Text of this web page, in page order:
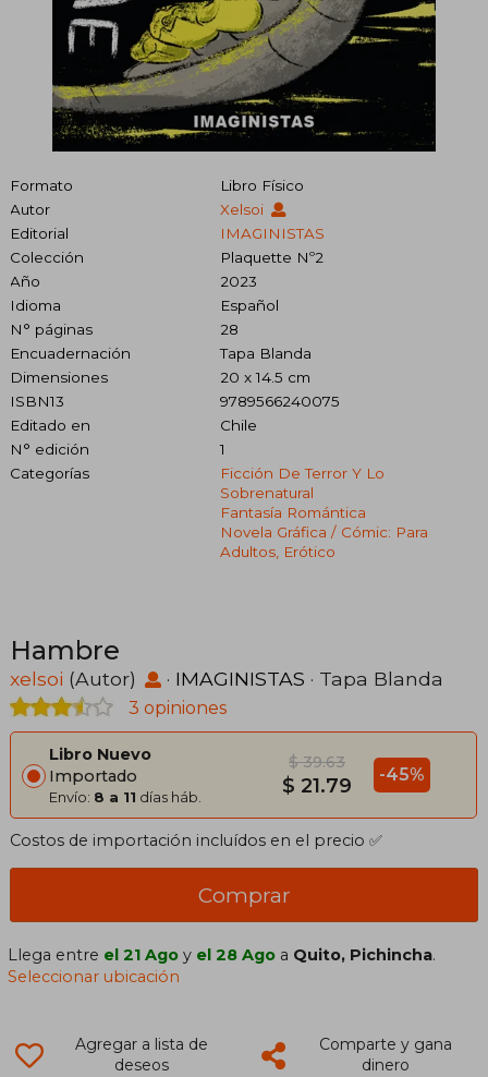
Formato
Libro Físico
Autor
Xelsoi
Editorial
IMAGINISTAS
Colección
Plaquette Nº2
Año
2023
Idioma
Español
N° páginas
28
Encuadernación
Tapa Blanda
Dimensiones
20 x 14.5 cm
ISBN13
9789566240075
Editado en
Chile
N° edición
1
Categorías
Ficción De Terror Y Lo
Sobrenatural
Fantasía Romántica
Novela Gráfica / Cómic: Para
Adultos, Erótico
Hambre
xelsoi (Autor) · IMAGINISTAS · Tapa Blanda
3 opiniones
Libro Nuevo
Importado
Envío: 8 a 11 días háb.
$ 39.63
$ 21.79 -45%
Costos de importación incluídos en el precio ✅
Comprar
Llega entre el 21 Ago y el 28 Ago a Quito, Pichincha.
Seleccionar ubicación
Agregar a lista de
deseos
Comparte y gana
dinero